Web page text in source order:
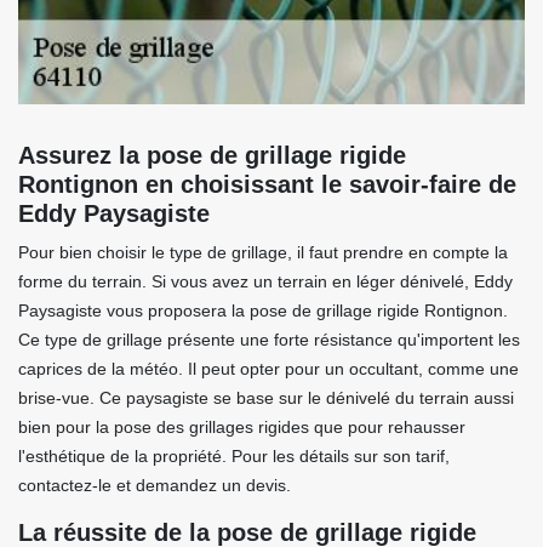
Assurez la pose de grillage rigide
Rontignon en choisissant le savoir-faire de
Eddy Paysagiste
Pour bien choisir le type de grillage, il faut prendre en compte la
forme du terrain. Si vous avez un terrain en léger dénivelé, Eddy
Paysagiste vous proposera la pose de grillage rigide Rontignon.
Ce type de grillage présente une forte résistance qu'importent les
caprices de la météo. Il peut opter pour un occultant, comme une
brise-vue. Ce paysagiste se base sur le dénivelé du terrain aussi
bien pour la pose des grillages rigides que pour rehausser
l'esthétique de la propriété. Pour les détails sur son tarif,
contactez-le et demandez un devis.
La réussite de la pose de grillage rigide